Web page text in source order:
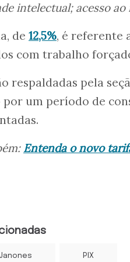
intelectual; acesso
de 12,5%, é referente
com trabalho
respaldadas pela
por um período de
Entenda o novo
PIX